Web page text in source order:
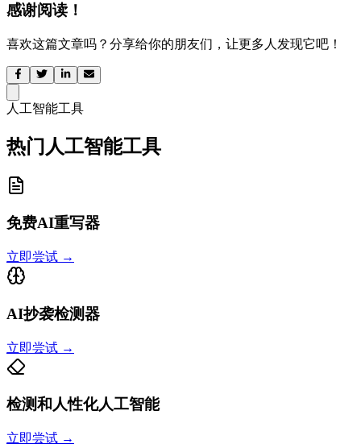
感谢阅读！
喜欢这篇文章吗？分享给你的朋友们，让更多人发现它吧！
人工智能工具
热门人工智能工具
免费AI重写器
立即尝试 →
AI抄袭检测器
立即尝试 →
检测和人性化人工智能
立即尝试 →